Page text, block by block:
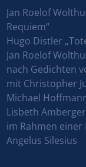
Jan Roelof
Requiem“
Hugo Distler
Jan Roelof
nach Gedichten
mit Christopher
Michael
Lisbeth
im Rahmen
Angelus Silesius